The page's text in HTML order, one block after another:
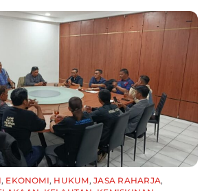
, EKONOMI, HUKUM,JASA RAHARJA,